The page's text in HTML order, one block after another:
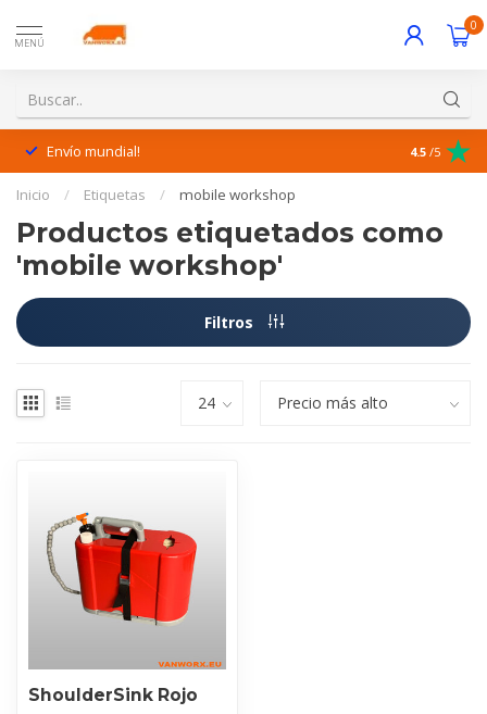
MENÚ
0
Envío mundial! ¡Excelente
4.5 /5
Inicio / Etiquetas / mobile workshop
Productos etiquetados como
'mobile workshop'
Filtros
ShoulderSink Rojo